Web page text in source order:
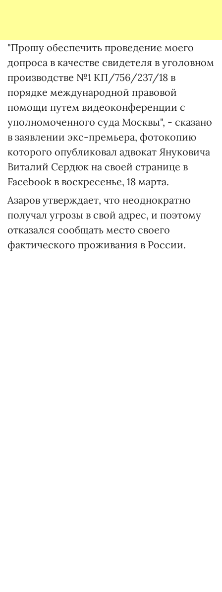
"Прошу обеспечить проведение моего
допроса в качестве свидетеля в уголовном
производстве №1 КП/756/237/18 в
порядке международной правовой
помощи путем видеоконференции с
уполномоченного суда Москвы", - сказано
в заявлении экс-премьера, фотокопию
которого опубликовал адвокат Януковича
Виталий Сердюк на своей странице в
Facebook в воскресенье, 18 марта.
Азаров утверждает, что неоднократно
получал угрозы в свой адрес, и поэтому
отказался сообщать место своего
фактического проживания в России.